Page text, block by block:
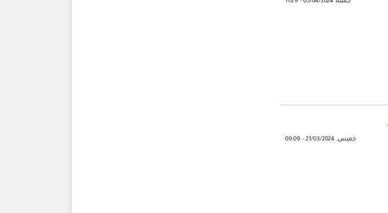
جمعة, 05/04/2024 - 11:29
خميس, 21/03/2024 - 09:09